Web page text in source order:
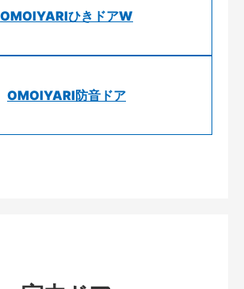
OMOIYARIひきドアW
OMOIYARI防音ドア